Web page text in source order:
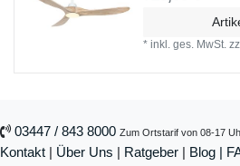
*inkl. ges. MwSt.
03447 / 843 8000 Zum Ortstarif von 08-17
Kontakt | Über Uns | Ratgeber | Blog |